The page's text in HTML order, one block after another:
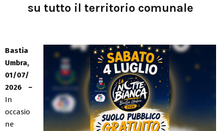
su tutto il territorio comunale
Bastia
Umbra,
01/07/
2026 –
In
occasio
ne